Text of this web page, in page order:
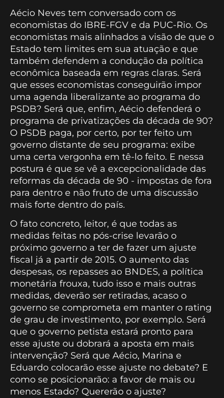
Aécio Neves tem conversado com os
economistas do IBRE-FGV e da PUC-Rio. Os
economistas mais alinhados a visão de que o
Estado tem limites em sua atuação e que
também defendem a condução da política
econômica baseada em regras claras. Será
que esses economistas conseguirão impor
uma agenda liberalizante ao programa do
PSDB? Será que, enfim, Aécio defenderá o
programa de privatizações da década de 90?
O PSDB paga, por certo, por ter feito um
governo distante de seu programa: exibe
uma certa vergonha em tê-lo feito. E nessa
postura é que se vê a excepcionalidade das
reformas da década de 90 - impostas de fora
para dentro e não fruto de uma discussão
mais forte dentro do país.
O fato concreto, leitor, é que todas as
medidas feitas no pós-crise levarão o
próximo governo a ter de fazer um ajuste
fiscal já a partir de 2015. O aumento das
despesas, os repasses ao BNDES, a política
monetária frouxa, tudo isso e mais outras
medidas, deverão ser retiradas, acaso o
governo se comprometa em manter o rating
de grau de investimento, por exemplo. Será
que o governo petista estará pronto para
esse ajuste ou dobrará a aposta em mais
intervenção? Será que Aécio, Marina e
Eduardo colocarão esse ajuste no debate? E
como se posicionarão: a favor de mais ou
menos Estado? Quererão o ajuste?